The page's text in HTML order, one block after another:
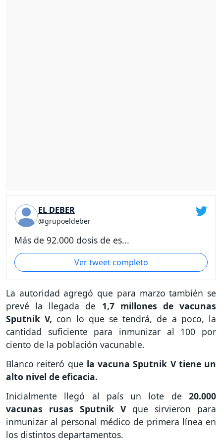
EL DEBER
@grupoeldeber
Más de 92.000 dosis de es...
Ver tweet completo
La autoridad agregó que para marzo también se
prevé la llegada de 1,7 millones de vacunas
Sputnik V, con lo que se tendrá, de a poco, la
cantidad suficiente para inmunizar al 100 por
ciento de la población vacunable.
Blanco reiteró que la vacuna Sputnik V tiene un
alto nivel de eficacia.
Inicialmente llegó al país un lote de 20.000
vacunas rusas Sputnik V que sirvieron para
inmunizar al personal médico de primera línea en
los distintos departamentos.